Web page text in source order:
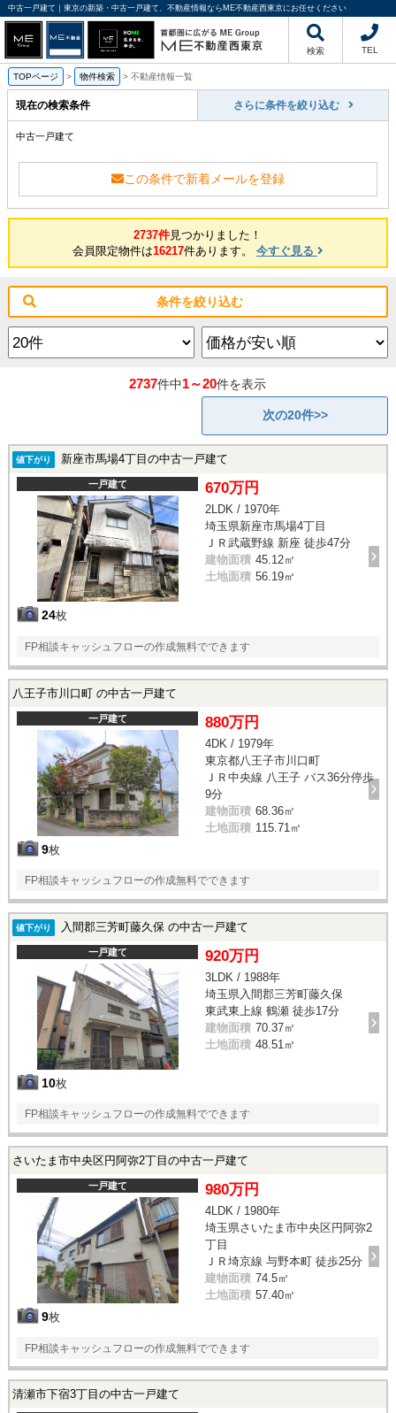
中古一戸建て｜東京の新築・中古一戸建て、不動産情報ならME不動産西東京にお任せください
検索 TEL
TOPページ > 物件検索 > 不動産情報一覧
現在の検索条件 さらに条件を絞り込む
中古一戸建て
この条件で新着メールを登録
2737件見つかりました！
会員限定物件は16217件あります。 今すぐ見る
条件を絞り込む
2737件中1～20件を表示
次の20件>>
値下がり 新座市馬場4丁目の中古一戸建て
一戸建て
24枚
670万円
2LDK / 1970年
埼玉県新座市馬場4丁目
ＪＲ武蔵野線 新座 徒歩47分
建物面積 45.12㎡
土地面積 56.19㎡
FP相談キャッシュフローの作成無料でできます
八王子市川口町 の中古一戸建て
一戸建て
9枚
880万円
4DK / 1979年
東京都八王子市川口町
ＪＲ中央線 八王子 バス36分停歩
9分
建物面積 68.36㎡
土地面積 115.71㎡
FP相談キャッシュフローの作成無料でできます
値下がり 入間郡三芳町藤久保 の中古一戸建て
一戸建て
10枚
920万円
3LDK / 1988年
埼玉県入間郡三芳町藤久保
東武東上線 鶴瀬 徒歩17分
建物面積 70.37㎡
土地面積 48.51㎡
FP相談キャッシュフローの作成無料でできます
さいたま市中央区円阿弥2丁目の中古一戸建て
一戸建て
9枚
980万円
4LDK / 1980年
埼玉県さいたま市中央区円阿弥2
丁目
ＪＲ埼京線 与野本町 徒歩25分
建物面積 74.5㎡
土地面積 57.40㎡
FP相談キャッシュフローの作成無料でできます
清瀬市下宿3丁目の中古一戸建て